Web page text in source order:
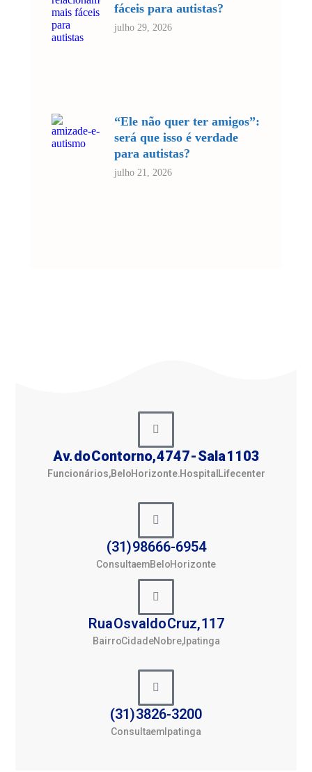
fáceis para autistas?
julho 29, 2026
“Ele não quer ter amigos”:
será que isso é verdade
para autistas?
julho 21, 2026
Av. do Contorno, 4747 - Sala 1103
Funcionários, Belo Horizonte. Hospital Lifecenter
(31) 98666-6954
Consulta em Belo Horizonte
Rua Osvaldo Cruz, 117
Bairro Cidade Nobre, Ipatinga
(31) 3826-3200
Consulta em Ipatinga